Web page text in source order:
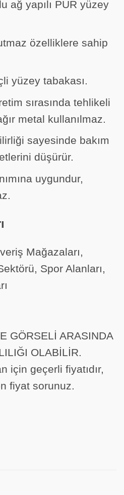
ağ yapılı PUR yüzey
özelliklere sahip
yüzey tabakası.
sırasında tehlikeli
metal kullanılmaz.
sayesinde bakım
düşürür.
uygundur,
Mağazaları,
Spor Alanları,
GÖRSELİ ARASINDA
OLABİLİR.
için geçerli fiyatıdır,
fiyat sorunuz.